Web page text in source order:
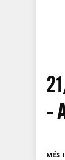
–
MÉS